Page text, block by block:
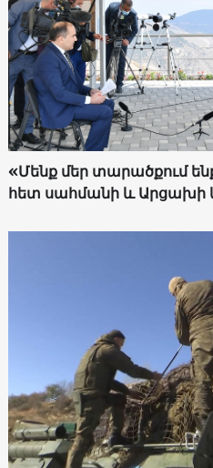
«Մենք մեր տարածքում
հետ սահմանի և Արցախի